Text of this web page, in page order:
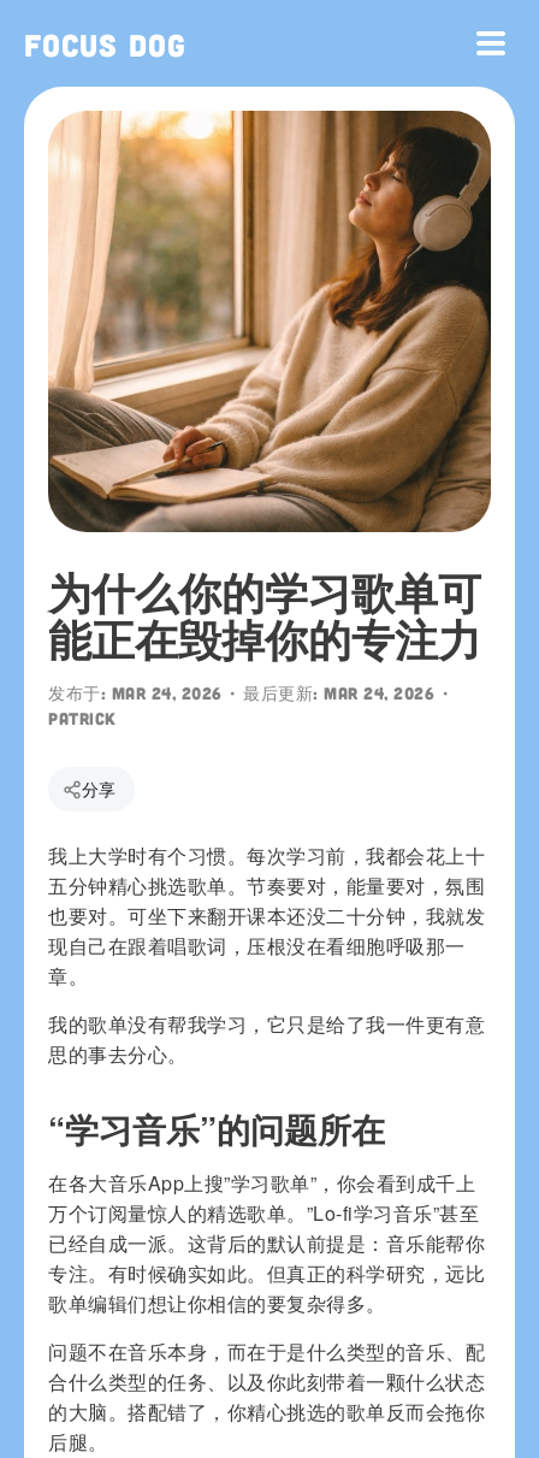
Focus Dog
为什么你的学习歌单可
能正在毁掉你的专注力
发布于: Mar 24, 2026 • 最后更新: Mar 24, 2026 •
patrick
分享
我上大学时有个习惯。每次学习前，我都会花上十
五分钟精心挑选歌单。节奏要对，能量要对，氛围
也要对。可坐下来翻开课本还没二十分钟，我就发
现自己在跟着唱歌词，压根没在看细胞呼吸那一
章。
我的歌单没有帮我学习，它只是给了我一件更有意
思的事去分心。
“学习音乐”的问题所在
在各大音乐App上搜”学习歌单”，你会看到成千上
万个订阅量惊人的精选歌单。”Lo-fi学习音乐”甚至
已经自成一派。这背后的默认前提是：音乐能帮你
专注。有时候确实如此。但真正的科学研究，远比
歌单编辑们想让你相信的要复杂得多。
问题不在音乐本身，而在于是什么类型的音乐、配
合什么类型的任务、以及你此刻带着一颗什么状态
的大脑。搭配错了，你精心挑选的歌单反而会拖你
后腿。